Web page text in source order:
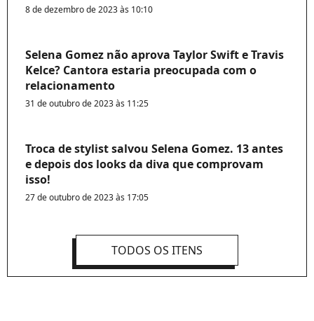
8 de dezembro de 2023 às 10:10
Selena Gomez não aprova Taylor Swift e Travis
Kelce? Cantora estaria preocupada com o
relacionamento
31 de outubro de 2023 às 11:25
Troca de stylist salvou Selena Gomez. 13 antes
e depois dos looks da diva que comprovam
isso!
27 de outubro de 2023 às 17:05
TODOS OS ITENS